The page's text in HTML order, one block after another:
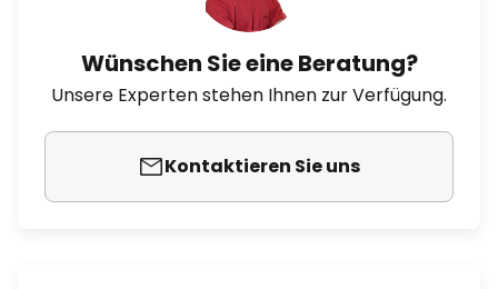
Wünschen Sie eine Beratung?
Unsere Experten stehen Ihnen zur Verfügung.
Kontaktieren Sie uns